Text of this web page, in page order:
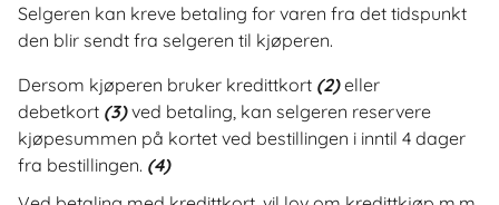
Selgeren kan kreve betaling for varen fra det tidspunkt
den blir sendt fra selgeren til kjøperen.
Dersom kjøperen bruker kredittkort (2)eller
debetkort (3)ved betaling, kan selgeren reservere
kjøpesummen på kortet ved bestillingen i inntil 4 dager
fra bestillingen. (4)